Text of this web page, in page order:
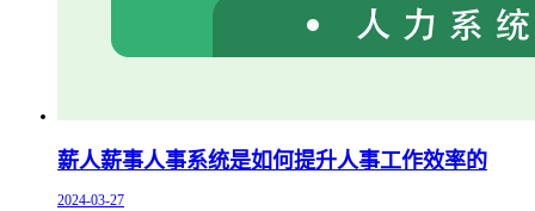
薪人薪事人事系统是如何提升人事工作效率的
2024-03-27